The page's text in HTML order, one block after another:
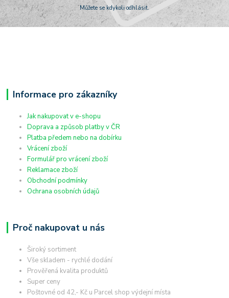
Můžete se kdykoli odhlásit.
Informace pro zákazníky
Jak nakupovat v e-shopu
Doprava a způsob platby v ČR
Platba předem nebo na dobírku
Vrácení zboží
Formulář pro vrácení zboží
Reklamace zboží
Obchodní podmínky
Ochrana osobních údajů
Proč nakupovat u nás
Široký sortiment
Vše skladem - rychlé dodání
Prověřená kvalita produktů
Super ceny
Poštovné od 42,- Kč u Parcel shop výdejní místa